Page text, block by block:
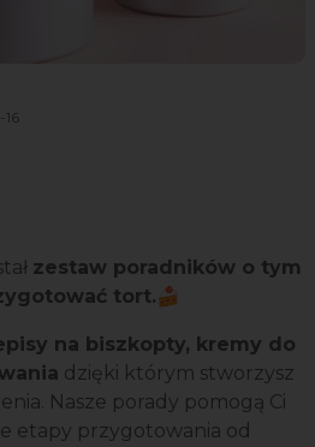
zestaw poradników o tym
tort.🍰
na biszkopty, kremy do
dzięki którym stworzysz
Nasze porady pomogą Ci
etapy przygotowania od